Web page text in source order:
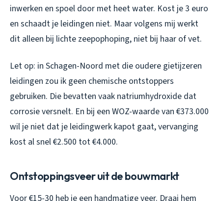
inwerken en spoel door met heet water. Kost je 3 euro
en schaadt je leidingen niet. Maar volgens mij werkt
dit alleen bij lichte zeepophoping, niet bij haar of vet.
Let op: in Schagen-Noord met die oudere gietijzeren
leidingen zou ik geen chemische ontstoppers
gebruiken. Die bevatten vaak natriumhydroxide dat
corrosie versnelt. En bij een WOZ-waarde van €373.000
wil je niet dat je leidingwerk kapot gaat, vervanging
kost al snel €2.500 tot €4.000.
Ontstoppingsveer uit de bouwmarkt
Voor €15-30 heb je een handmatige veer. Draai hem